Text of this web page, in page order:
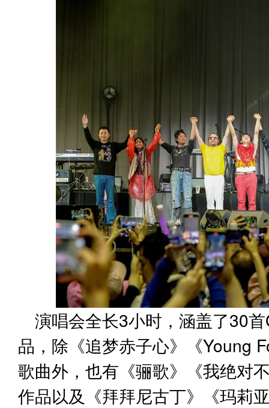
演唱会全长3小时，涵盖了30
品，除《追梦赤子心》《Young
歌曲外，也有《骊歌》《我绝对
作品以及《拜拜尼古丁》《玛莉